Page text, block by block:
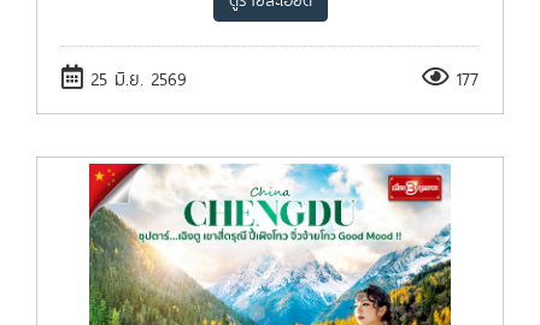
25 มิ.ย. 2569 177